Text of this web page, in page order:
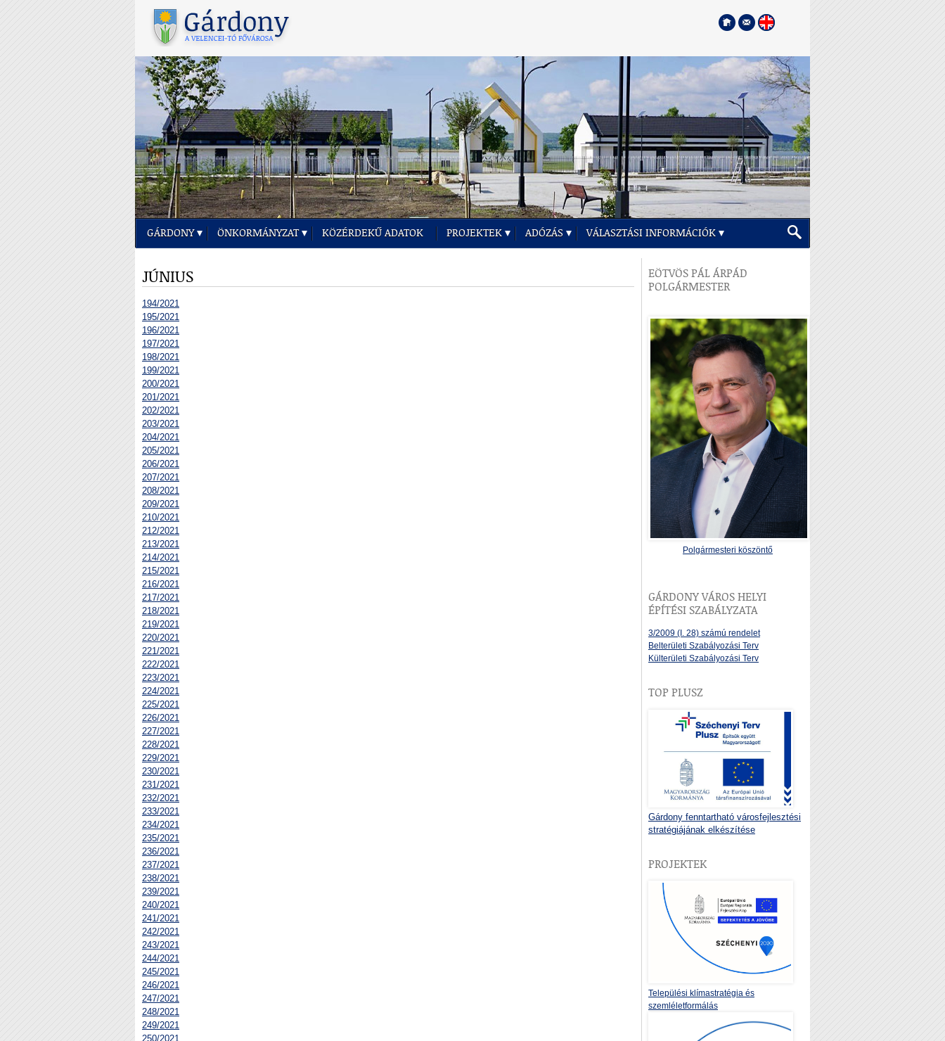
GÁRDONY ÖNKORMÁNYZAT KÖZÉRDEKŰ ADATOK PROJEKTEK ADÓZÁS VÁLASZTÁSI INFORMÁCIÓK
JÚNIUS
194/2021
195/2021
196/2021
197/2021
198/2021
199/2021
200/2021
201/2021
202/2021
203/2021
204/2021
205/2021
206/2021
207/2021
208/2021
209/2021
210/2021
212/2021
213/2021
214/2021
215/2021
216/2021
217/2021
218/2021
219/2021
220/2021
221/2021
222/2021
223/2021
224/2021
225/2021
226/2021
227/2021
228/2021
229/2021
230/2021
231/2021
232/2021
233/2021
234/2021
235/2021
236/2021
237/2021
238/2021
239/2021
240/2021
241/2021
242/2021
243/2021
244/2021
245/2021
246/2021
247/2021
248/2021
249/2021
250/2021
EÖTVÖS PÁL ÁRPÁD
POLGÁRMESTER
Polgármesteri köszöntő
GÁRDONY VÁROS HELYI
ÉPÍTÉSI SZABÁLYZATA
3/2009 (I. 28) számú rendelet
Belterületi Szabályozási Terv
Külterületi Szabályozási Terv
TOP PLUSZ
Gárdony fenntartható városfejlesztési
stratégiájának elkészítése
PROJEKTEK
Települési klímastratégia és
szemléletformálás